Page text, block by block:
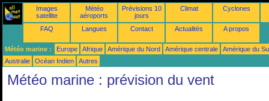
Images
satellite
Météo
aéroports
Prévisions 10
jours
Climat Cyclones
FAQ Langues Contact Actualités A propos
Météo marine : Europe Afrique Amérique du Nord Amérique centrale
Amérique du
Australie
Océan Indien Autres
Météo marine : prévision du vent